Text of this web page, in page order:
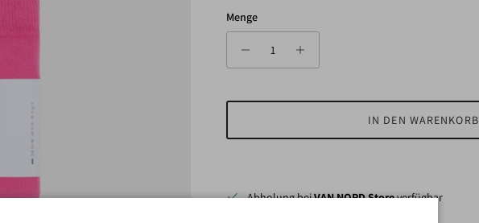
Menge
IN DEN WARENKORB
Abholung beiVAN NORD Storeverfügbar